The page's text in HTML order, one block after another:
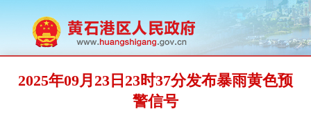
2025年09月23日23时37分发布暴雨黄色预
警信号